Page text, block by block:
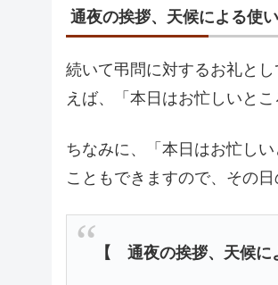
通夜の挨拶、天候による使
続いて弔問に対するお礼と
えば、「本日はお忙しいと
ちなみに、「本日はお忙しい
こともできますので、その
【 通夜の挨拶、天候